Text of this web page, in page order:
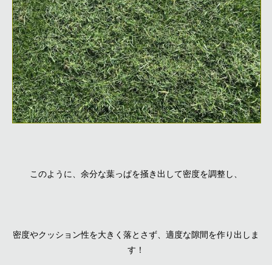
このように、余分な葉っぱを掻き出して密度を調整し、
密度やクッション性を大きく落とさず、適度な隙間を作り出しま
す！